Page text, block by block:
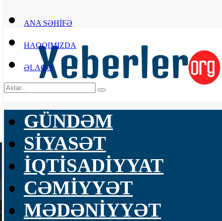
ANA SƏHİFƏ
HAQQIMIZDA
ƏLAQƏ
GÜNDƏM
SİYASƏT
İQTİSADİYYAT
CƏMİYYƏT
MƏDƏNİYYƏT